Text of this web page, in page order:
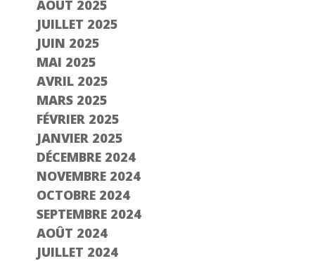
AOÛT 2025
JUILLET 2025
JUIN 2025
MAI 2025
AVRIL 2025
MARS 2025
FÉVRIER 2025
JANVIER 2025
DÉCEMBRE 2024
NOVEMBRE 2024
OCTOBRE 2024
SEPTEMBRE 2024
AOÛT 2024
JUILLET 2024